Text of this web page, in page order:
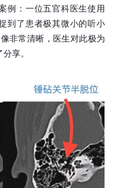
例：一位五官科医生使用
到了患者极其微小的听小
非常清晰，医生对此极为
享。